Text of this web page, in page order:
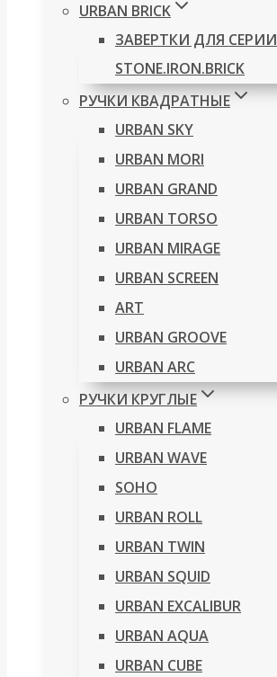
URBAN BRICK
ЗАВЕРТКИ ДЛЯ СЕРИИ
STONE.IRON.BRICK
РУЧКИ КВАДРАТНЫЕ
URBAN SKY
URBAN MORI
URBAN GRAND
URBAN TORSO
URBAN MIRAGE
URBAN SCREEN
ART
URBAN GROOVE
URBAN ARC
РУЧКИ КРУГЛЫЕ
URBAN FLAME
URBAN WAVE
SOHO
URBAN ROLL
URBAN TWIN
URBAN SQUID
URBAN EXCALIBUR
URBAN AQUA
URBAN CUBE